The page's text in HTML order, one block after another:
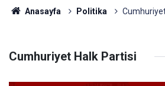
Anasayfa Politika
Cumhuriyet Halk Partisi